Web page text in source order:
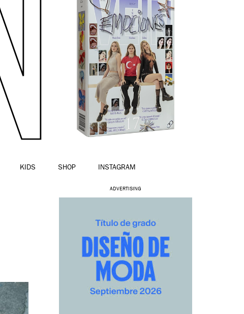
KIDS SHOP INSTAGRAM
ADVERTISING